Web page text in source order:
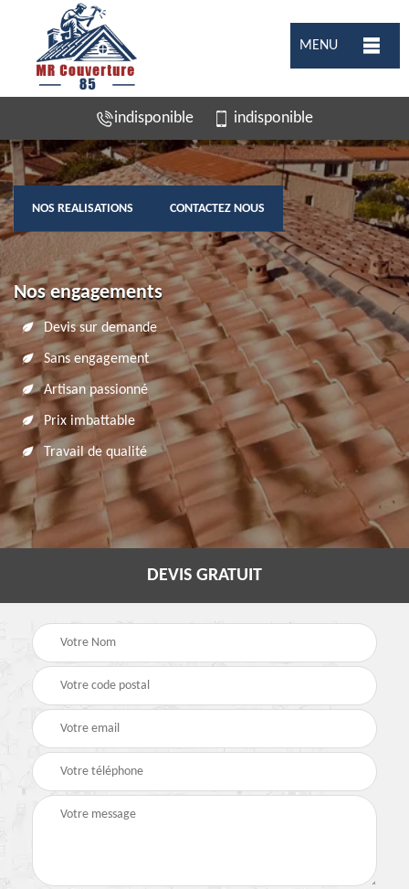
MENU
indisponible indisponible
NOS REALISATIONS CONTACTEZ NOUS
Nos engagements
Devis sur demande
Sans engagement
Artisan passionné
Prix imbattable
Travail de qualité
DEVIS GRATUIT